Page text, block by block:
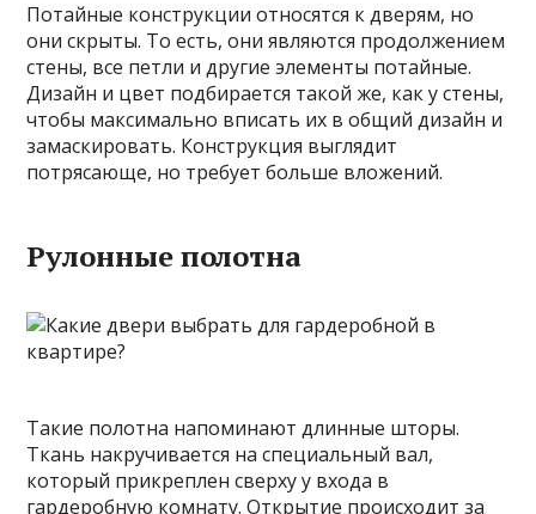
Потайные конструкции относятся к дверям, но
они скрыты. То есть, они являются продолжением
стены, все петли и другие элементы потайные.
Дизайн и цвет подбирается такой же, как у стены,
чтобы максимально вписать их в общий дизайн и
замаскировать. Конструкция выглядит
потрясающе, но требует больше вложений.
Рулонные полотна
Такие полотна напоминают длинные шторы.
Ткань накручивается на специальный вал,
который прикреплен сверху у входа в
гардеробную комнату. Открытие происходит за